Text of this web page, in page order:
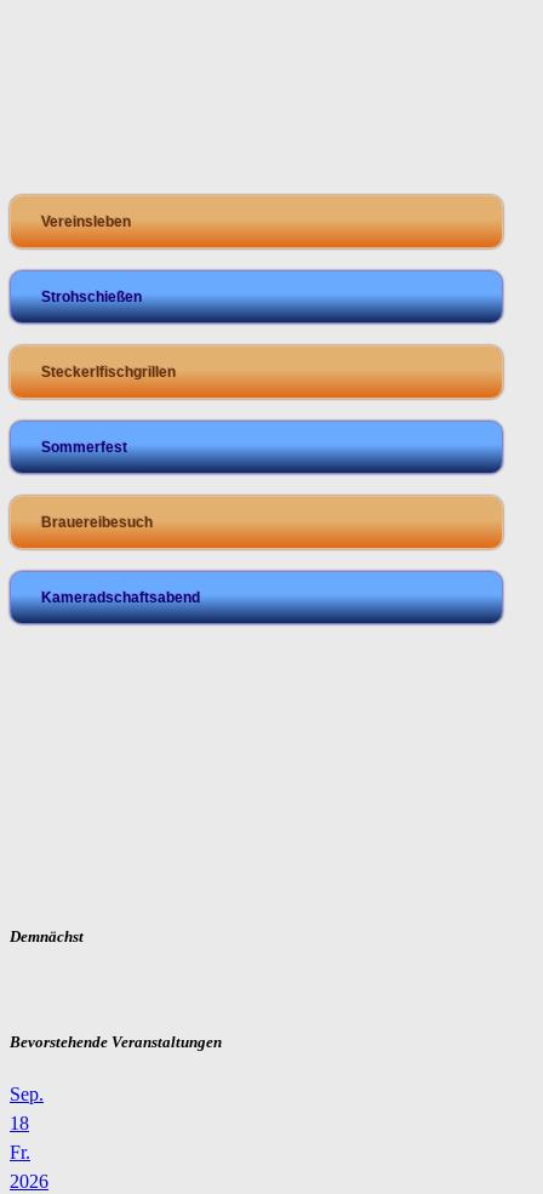
Vereinsleben
Strohschießen
Steckerlfischgrillen
Sommerfest
Brauereibesuch
Kameradschaftsabend
Demnächst
Bevorstehende Veranstaltungen
Sep.
18
Fr.
2026